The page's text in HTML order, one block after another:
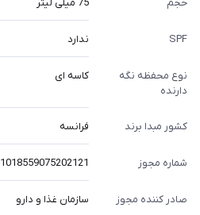
حجم 75 میلی لیتر
SPF ندارد
نوع محفظه نگه
دارنده
کاسه ای
کشور مبدا برند فرانسه
شماره مجوز 1018559075202121
صادر کننده مجوز سازمان غذا و دارو